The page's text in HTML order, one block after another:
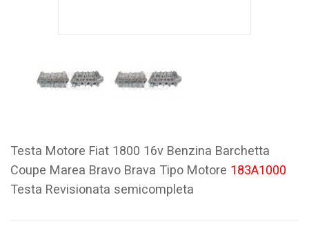
Testa Motore Fiat 1800 16v Benzina Barchetta
Coupe Marea Bravo Brava Tipo Motore 183A1000
Testa Revisionata semicompleta